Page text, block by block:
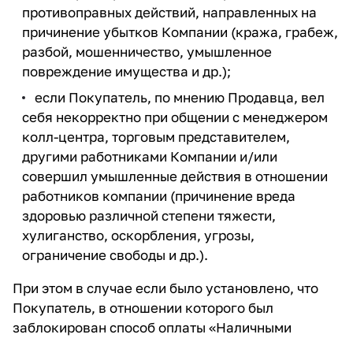
противоправных действий, направленных на
причинение убытков Компании (кража, грабеж,
разбой, мошенничество, умышленное
повреждение имущества и др.);
если Покупатель, по мнению Продавца, вел
себя некорректно при общении с менеджером
колл-центра, торговым представителем,
другими работниками Компании и/или
совершил умышленные действия в отношении
работников компании (причинение вреда
здоровью различной степени тяжести,
хулиганство, оскорбления, угрозы,
ограничение свободы и др.).
При этом в случае если было установлено, что
Покупатель, в отношении которого был
заблокирован способ оплаты «Наличными